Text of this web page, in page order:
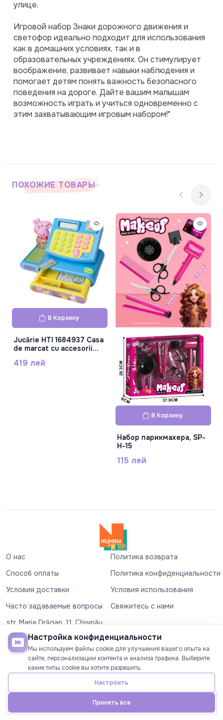
Телефон Аккаунт
улице.
Игровой набор Знаки дорожного движения и
светофор идеально подходит для использования
как в домашних условиях, так и в
образовательных учреждениях. Он стимулирует
воображение, развивает навыки наблюдения и
помогает детям понять важность безопасного
поведения на дороге. Дайте вашим малышам
возможность играть и учиться одновременно с
этим захватывающим игровым набором!"
ПОХОЖИЕ ТОВАРЫ
В Корзину
Jucărie HTI 1684937 Casa
de marcat cu accesorii
419 лей
В Корзину
Набор парикмахера, SP-
H-15
115 лей
О нас
Политика возврата
Способ оплаты
Политика конфиденциальности
Условия доставки
Условия использования
Часто задаваемые вопросы
Свяжитесь с нами
str. Maria Drăgan, 11, Chișinău
+37360327279
©2026Numina Kids. Все права защищены
СОЦИАЛЬНЫЕ СЕТИ
Настройка конфиденциальности
Мы используем файлы cookie для улучшения вашего опыта на
сайте, персонализации контента и анализа трафика. Выберите,
какие типы cookie вы хотите разрешить.
Настроить
Принять все